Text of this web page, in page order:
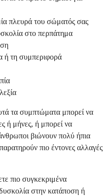
πλευρά του σώματός σας
στο περπάτημα
ή τη συμπεριφορά
τα συμπτώματα μπορεί να
ή μήνες, ή μπορεί να
βιώνουν πολύ ήπια
πιο έντονες αλλαγές
πιο συγκεκριμένα
στην κατάποση ή